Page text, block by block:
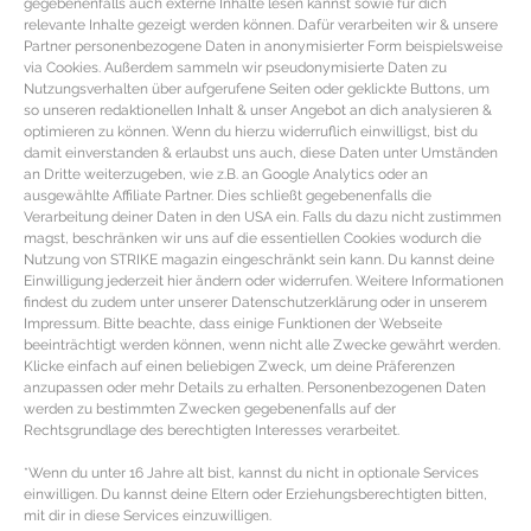
gegebenenfalls auch externe Inhalte lesen kannst sowie für dich
relevante Inhalte gezeigt werden können. Dafür verarbeiten wir & unsere
Partner personenbezogene Daten in anonymisierter Form beispielsweise
via Cookies. Außerdem sammeln wir pseudonymisierte Daten zu
Nutzungsverhalten über aufgerufene Seiten oder geklickte Buttons, um
so unseren redaktionellen Inhalt & unser Angebot an dich analysieren &
optimieren zu können. Wenn du hierzu widerruflich einwilligst, bist du
damit einverstanden & erlaubst uns auch, diese Daten unter Umständen
an Dritte weiterzugeben, wie z.B. an Google Analytics oder an
ausgewählte Affiliate Partner. Dies schließt gegebenenfalls die
Verarbeitung deiner Daten in den USA ein. Falls du dazu nicht zustimmen
magst, beschränken wir uns auf die essentiellen Cookies wodurch die
Nutzung von STRIKE magazin eingeschränkt sein kann. Du kannst deine
Einwilligung jederzeit hier ändern oder widerrufen. Weitere Informationen
findest du zudem unter unserer Datenschutzerklärung oder in unserem
Impressum. Bitte beachte, dass einige Funktionen der Webseite
beeinträchtigt werden können, wenn nicht alle Zwecke gewährt werden.
Klicke einfach auf einen beliebigen Zweck, um deine Präferenzen
anzupassen oder mehr Details zu erhalten. Personenbezogenen Daten
werden zu bestimmten Zwecken gegebenenfalls auf der
Rechtsgrundlage des berechtigten Interesses verarbeitet.
*Wenn du unter 16 Jahre alt bist, kannst du nicht in optionale Services
einwilligen. Du kannst deine Eltern oder Erziehungsberechtigten bitten,
mit dir in diese Services einzuwilligen.
Schickes Edelstahl Design und moderne Funktionen wie Office Manager oder
Fitness Tracker: SilberfarbeneSmartwatch von Huawei aus gebürstetem
polierten Edelstahl mit wechelbaren Zifferblätter inklusive Anzeige von Akku,
Schrittzähler oder Mondphasen plus Zugriff auf App Store (Edelstahl,
Saphierglas | 449 €).
Klassische Smartwatch von Withings
in cleanem Design mit
karamellbraunem Lederband aus Barenia Leder sowie wechselbaren Sport
Armband, silberfarbener Lünette mit kratzfestem Saphierglas und weißem
Zifferblatt inklusive Anzeige von Uhrzeit sowie Schrittzähler. Weitere
Funktionen wie Aktivitäts- und Schlaftracker inklusive stillem Wecker über
Smartphone App möglich (Edelstahl, Saphierglas, Leder | 390 €).
Silberfarbene Smartwatch von Alpinaim klassischen Edelstahl Design mit
Metallarmband und diskret versteckter Technologie wie beispielsweise
Verwaltung (Edelstahl. Saphierglas | 1.095 €).
Redaktion: Nina Ilnseher | Fotos: Christ, Valmano, Withings, PR